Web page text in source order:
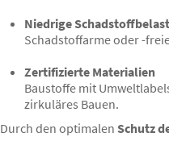
Niedrige
Schadstoffarme oder -
Zertifizierte Materialien
Baustoffe mit
zirkuläres Bauen.
Durch den optimalen Schutz